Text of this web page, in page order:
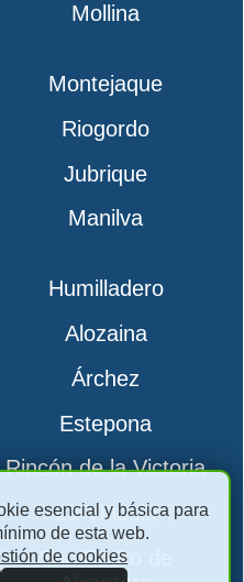
Mollina
Montejaque
Riogordo
Jubrique
Manilva
Humilladero
Alozaina
Árchez
Estepona
Rincón de la Victoria
La Viñuela
San Pedro de
esencial y básica para
de esta web.
de cookies